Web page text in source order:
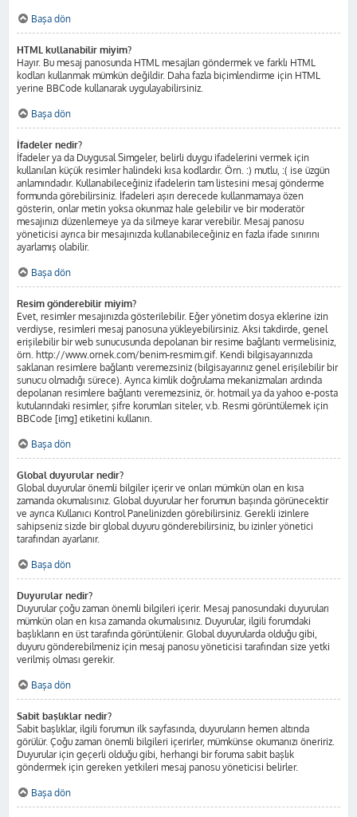
Başa dön
HTML kullanabilir miyim?
Hayır. Bu mesaj panosunda HTML mesajları göndermek ve farklı HTML
kodları kullanmak mümkün değildir. Daha fazla biçimlendirme için HTML
yerine BBCode kullanarak uygulayabilirsiniz.
Başa dön
İfadeler nedir?
İfadeler ya da Duygusal Simgeler, belirli duygu ifadelerini vermek için
kullanılan küçük resimler halindeki kısa kodlardır. Örn. :) mutlu, :( ise üzgün
anlamındadır. Kullanabileceğiniz ifadelerin tam listesini mesaj gönderme
formunda görebilirsiniz. İfadeleri aşırı derecede kullanmamaya özen
gösterin, onlar metin yoksa okunmaz hale gelebilir ve bir moderatör
mesajınızı düzenlemeye ya da silmeye karar verebilir. Mesaj panosu
yöneticisi ayrıca bir mesajınızda kullanabileceğiniz en fazla ifade sınırını
ayarlamış olabilir.
Başa dön
Resim gönderebilir miyim?
Evet, resimler mesajınızda gösterilebilir. Eğer yönetim dosya eklerine izin
verdiyse, resimleri mesaj panosuna yükleyebilirsiniz. Aksi takdirde, genel
erişilebilir bir web sunucusunda depolanan bir resime bağlantı vermelisiniz,
örn. http://www.ornek.com/benim-resmim.gif. Kendi bilgisayarınızda
saklanan resimlere bağlantı veremezsiniz (bilgisayarınız genel erişilebilir bir
sunucu olmadığı sürece). Ayrıca kimlik doğrulama mekanizmaları ardında
depolanan resimlere bağlantı veremezsiniz, ör. hotmail ya da yahoo e-posta
kutularındaki resimler, şifre korumları siteler, v.b. Resmi görüntülemek için
BBCode [img] etiketini kullanın.
Başa dön
Global duyurular nedir?
Global duyurular önemli bilgiler içerir ve onları mümkün olan en kısa
zamanda okumalısınız. Global duyurular her forumun başında görünecektir
ve ayrıca Kullanıcı Kontrol Panelinizden görebilirsiniz. Gerekli izinlere
sahipseniz sizde bir global duyuru gönderebilirsiniz, bu izinler yönetici
tarafından ayarlanır.
Başa dön
Duyurular nedir?
Duyurular çoğu zaman önemli bilgileri içerir. Mesaj panosundaki duyuruları
mümkün olan en kısa zamanda okumalısınız. Duyurular, ilgili forumdaki
başlıkların en üst tarafında görüntülenir. Global duyurularda olduğu gibi,
duyuru gönderebilmeniz için mesaj panosu yöneticisi tarafından size yetki
verilmiş olması gerekir.
Başa dön
Sabit başlıklar nedir?
Sabit başlıklar, ilgili forumun ilk sayfasında, duyuruların hemen altında
görülür. Çoğu zaman önemli bilgileri içerirler, mümkünse okumanızı öneririz.
Duyurular için geçerli olduğu gibi, herhangi bir foruma sabit başlık
göndermek için gereken yetkileri mesaj panosu yöneticisi belirler.
Başa dön